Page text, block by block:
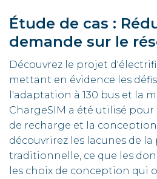
Étude de cas :
demande sur le
Découvrez le projet
mettant en évidence les
l'adaptation à 130 bus et la
ChargeSIM a été utilisé
de recharge et la conception
découvrirez les lacunes de
traditionnelle, ce que les
les choix de conception qui